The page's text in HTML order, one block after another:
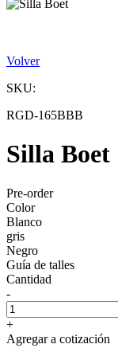
Volver
SKU:
RGD-165BBB
Silla Boet
Pre-order
Color
Blanco
gris
Negro
Guía de talles
Cantidad
-
+
Agregar a cotización